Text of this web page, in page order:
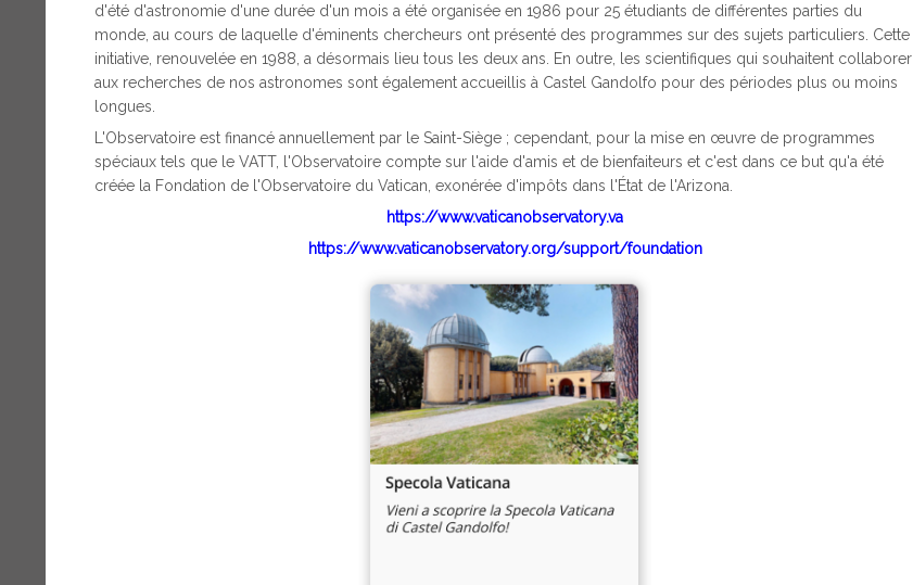
d'été d'astronomie d'une durée d'un mois a été organisée en 1986 pour 25 étudiants de différentes parties du
monde, au cours de laquelle d'éminents chercheurs ont présenté des programmes sur des sujets particuliers. Cette
initiative, renouvelée en 1988, a désormais lieu tous les deux ans. En outre, les scientifiques qui souhaitent collaborer
aux recherches de nos astronomes sont également accueillis à Castel Gandolfo pour des périodes plus ou moins
longues.
L'Observatoire est financé annuellement par le Saint-Siège ; cependant, pour la mise en œuvre de programmes
spéciaux tels que le VATT, l'Observatoire compte sur l'aide d'amis et de bienfaiteurs et c'est dans ce but qu'a été
créée la Fondation de l'Observatoire du Vatican, exonérée d'impôts dans l'État de l'Arizona.
https://www.vaticanobservatory.va
https://www.vaticanobservatory.org/support/foundation